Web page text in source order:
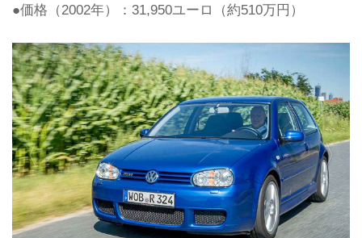
●価格（2002年）：31,950ユーロ（約510万円）